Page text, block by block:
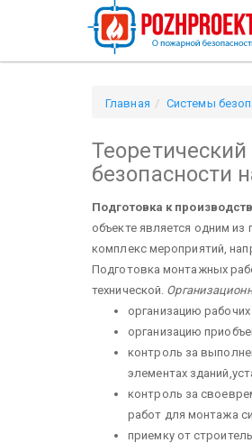
Главная Системы
безопасности
Подготовка к
объекте является одним
комплекс ме­роприятий,
Подготовка монтажных
технической.
организацию
организацию
контроль за
элементах
контроль за
работ для монтажа
приемку от